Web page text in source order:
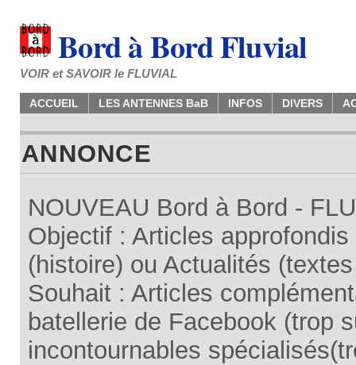
Bord à Bord Fluvial
VOIR et SAVOIR le FLUVIAL
ACCUEIL LES ANTENNES BaB INFOS DIVERS
ANNONCE
NOUVEAU Bord à Bord -
Objectif : Articles
(histoire) ou Actualités
Souhait : Articles
batellerie de Facebook (trop
incontournables